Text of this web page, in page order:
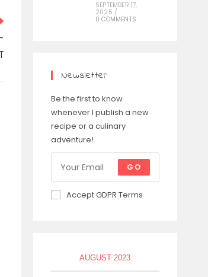
SEPTEMBER 17,
2025 /
0 COMMENTS
Newsletter
Be the first to know
whenever I publish a new
recipe or a culinary
adventure!
GO
Accept GDPR Terms
AUGUST 2023